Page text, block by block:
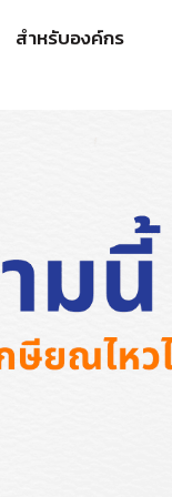
สำหรับองค์กร